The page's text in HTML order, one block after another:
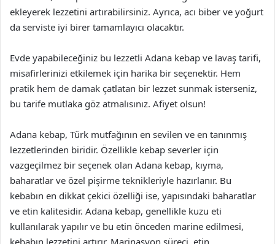
ekleyerek lezzetini artırabilirsiniz. Ayrıca, acı biber ve yoğurt
da serviste iyi birer tamamlayıcı olacaktır.
Evde yapabileceğiniz bu lezzetli Adana kebap ve lavaş tarifi,
misafirlerinizi etkilemek için harika bir seçenektir. Hem
pratik hem de damak çatlatan bir lezzet sunmak isterseniz,
bu tarife mutlaka göz atmalısınız. Afiyet olsun!
Adana kebap, Türk mutfağının en sevilen ve en tanınmış
lezzetlerinden biridir. Özellikle kebap severler için
vazgeçilmez bir seçenek olan Adana kebap, kıyma,
baharatlar ve özel pişirme teknikleriyle hazırlanır. Bu
kebabın en dikkat çekici özelliği ise, yapısındaki baharatlar
ve etin kalitesidir. Adana kebap, genellikle kuzu eti
kullanılarak yapılır ve bu etin önceden marine edilmesi,
kebabın lezzetini artırır. Marinasyon süreci, etin